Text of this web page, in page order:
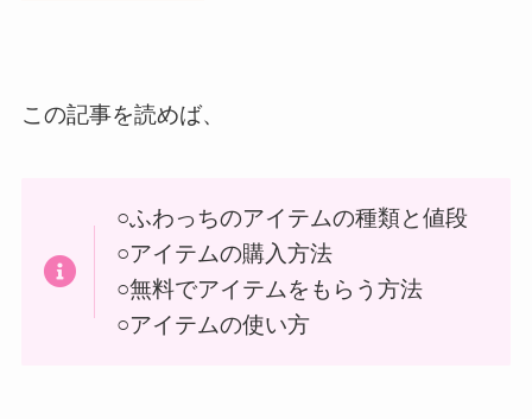
この記事を読めば、
○ふわっちのアイテムの種類と値段
○アイテムの購入方法
○無料でアイテムをもらう方法
○アイテムの使い方